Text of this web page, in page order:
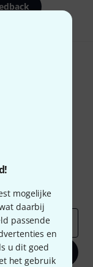
mogelijke
daarbij
passende
en
u dit goed
het gebruik
het Engels en